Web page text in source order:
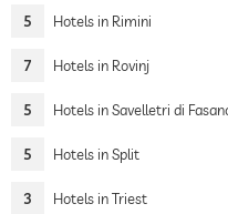
5 Hotels in Rimini
7 Hotels in Rovinj
5 Hotels in Savelletri di
5 Hotels in Split
3 Hotels in Triest